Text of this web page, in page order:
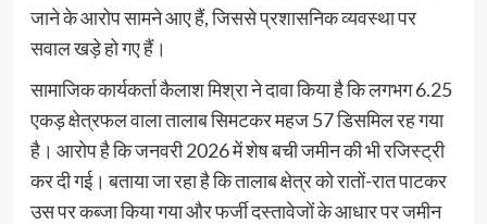
जाने के आरोप सामने आए हैं, जिससे प्रशासनिक व्यवस्था पर
सवाल खड़े हो गए हैं।
सामाजिक कार्यकर्ता कैलाश मिश्रा ने दावा किया है कि लगभग 6.25
एकड़ क्षेत्रफल वाला तालाब सिमटकर महज 57 डिसमिल रह गया
है। आरोप है कि जनवरी 2026 में शेष बची जमीन की भी रजिस्ट्री
कर दी गई। बताया जा रहा है कि तालाब क्षेत्र को रातों-रात पाटकर
उस पर कब्जा किया गया और फर्जी दस्तावेजों के आधार पर जमीन